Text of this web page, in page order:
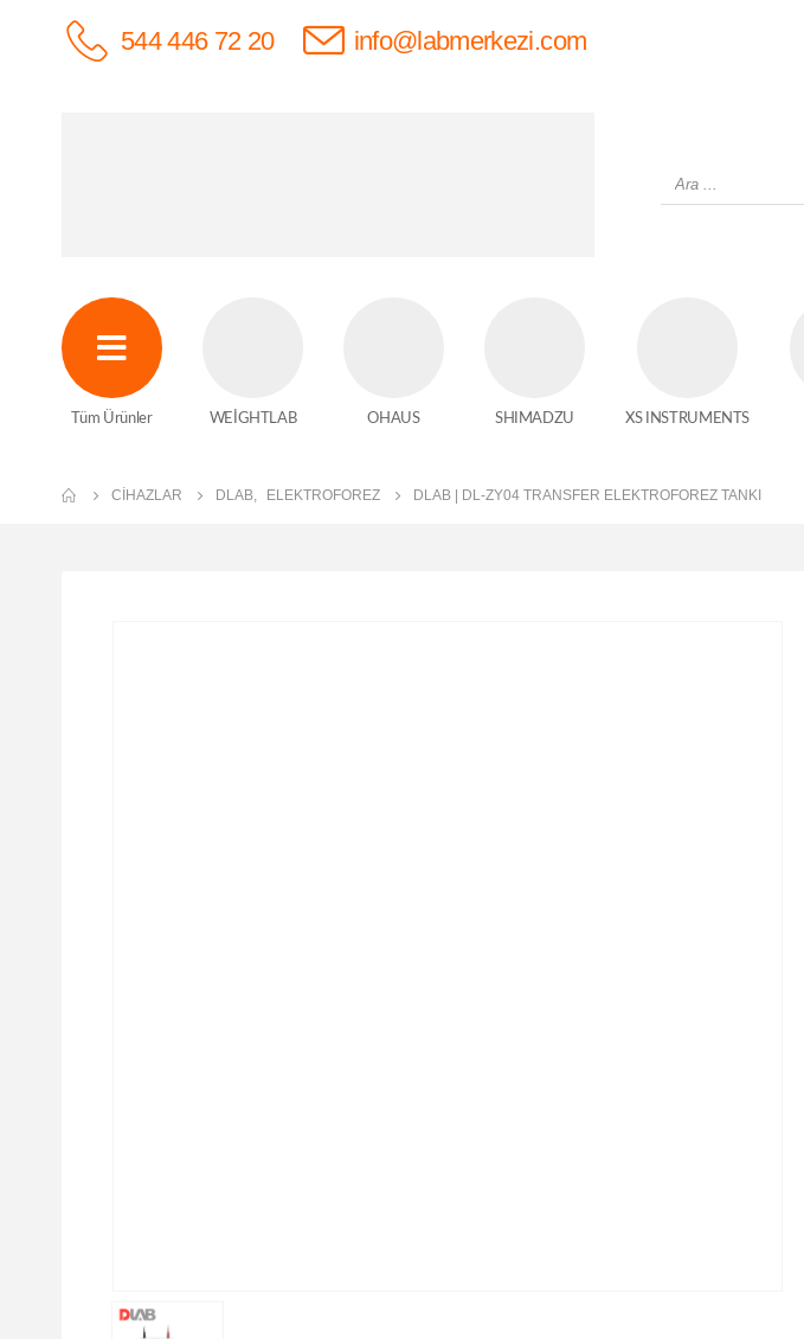
info@labmerkezi.com
544 446 72 20
Tüm Ürünler WEİGHTLAB OHAUS SHIMADZU XS INSTRUMENTS
CIHAZLAR DLAB ELEKTROFOREZ DLAB | DL-ZY04 TRANSFER ELEKTROFOREZ TANKI